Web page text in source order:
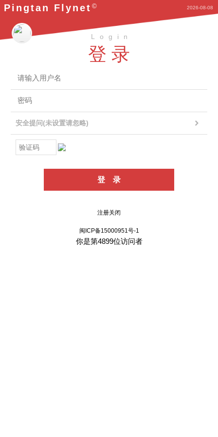
Pingtan Flynet
© 2026-08-08
Login
登录
安全提问(未设置请忽略)
登录
注册关闭
闽ICP备15000951号-1
你是第4899位访问者